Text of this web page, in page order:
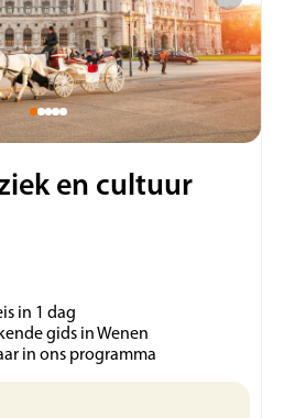
en cultuur
in 1 dag
gids in Wenen
in ons programma